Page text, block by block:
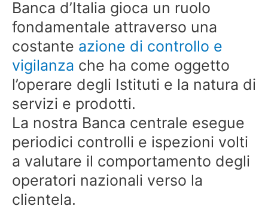
Banca d’Italia gioca un ruolo
fondamentale attraverso una
costante azione di controllo e
vigilanza che ha come oggetto
l’operare degli Istituti e la natura di
servizi e prodotti.
La nostra Banca centrale esegue
periodici controlli e ispezioni volti
a valutare il comportamento degli
operatori nazionali verso la
clientela.